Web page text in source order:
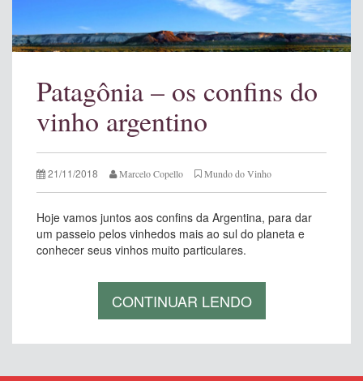
Patagônia – os confins do
vinho argentino
21/11/2018 Marcelo Copello Mundo do Vinho
Hoje vamos juntos aos confins da Argentina, para dar
um passeio pelos vinhedos mais ao sul do planeta e
conhecer seus vinhos muito particulares.
CONTINUAR LENDO